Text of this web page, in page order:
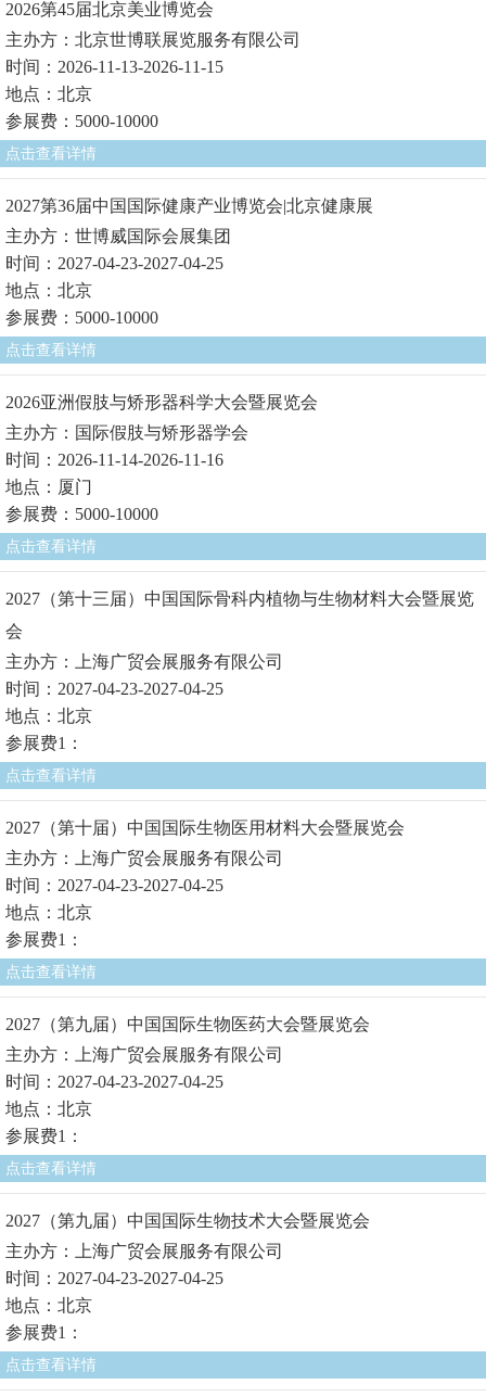
2026第45届北京美业博览会
主办方：北京世博联展览服务有限公司
时间：2026-11-13-2026-11-15
地点：北京
参展费：5000-10000
点击查看详情
2027第36届中国国际健康产业博览会|北京健康展
主办方：世博威国际会展集团
时间：2027-04-23-2027-04-25
地点：北京
参展费：5000-10000
点击查看详情
2026亚洲假肢与矫形器科学大会暨展览会
主办方：国际假肢与矫形器学会
时间：2026-11-14-2026-11-16
地点：厦门
参展费：5000-10000
点击查看详情
2027（第十三届）中国国际骨科内植物与生物材料大会暨展览
会
主办方：上海广贸会展服务有限公司
时间：2027-04-23-2027-04-25
地点：北京
参展费1：
点击查看详情
2027（第十届）中国国际生物医用材料大会暨展览会
主办方：上海广贸会展服务有限公司
时间：2027-04-23-2027-04-25
地点：北京
参展费1：
点击查看详情
2027（第九届）中国国际生物医药大会暨展览会
主办方：上海广贸会展服务有限公司
时间：2027-04-23-2027-04-25
地点：北京
参展费1：
点击查看详情
2027（第九届）中国国际生物技术大会暨展览会
主办方：上海广贸会展服务有限公司
时间：2027-04-23-2027-04-25
地点：北京
参展费1：
点击查看详情